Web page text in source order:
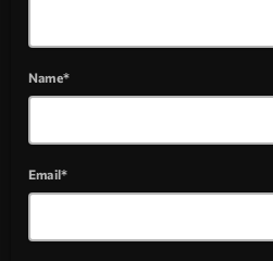
Name*
Email*